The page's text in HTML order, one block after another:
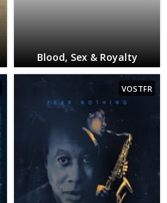
Blood, Sex & Royalty
VOSTFR